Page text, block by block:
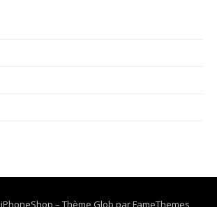
– Thème Glob parFameThemes